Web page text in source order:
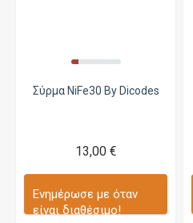
Σύρμα NiFe30 By Dicodes
13,00 €
Ενημέρωσε με όταν
είναι διαθέσιμο!